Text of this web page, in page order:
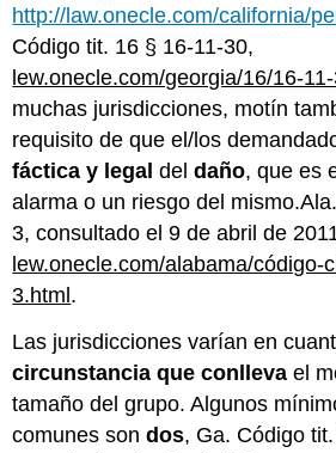
http://law.onecle.com/california/
Código tit. 16 § 16-11-30,
lew.onecle.com/georgia/16/16-11-
muchas jurisdicciones, motín
requisito de que el/los
fáctica y legal deldaño, que es
alarma o un riesgo del
3, consultado el 9 de abril de
lew.onecle.com/alabama/código-
3.html .
Las jurisdicciones varían en
circunstancia que conlleva el
tamaño del grupo. Algunos
comunes sondos, Ga. Código